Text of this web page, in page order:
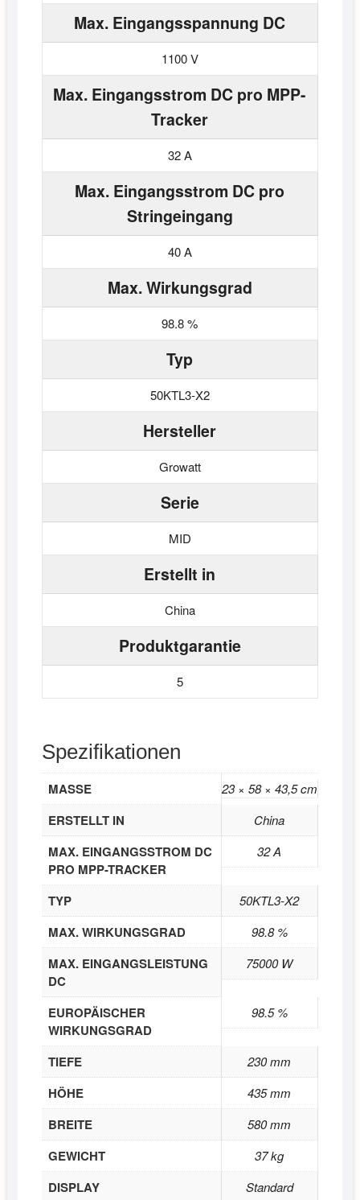
Max. Eingangsspannung DC
1100 V
Max. Eingangsstrom DC pro MPP-
Tracker
32 A
Max. Eingangsstrom DC pro
Stringeingang
40 A
Max. Wirkungsgrad
98.8 %
Typ
50KTL3-X2
Hersteller
Growatt
Serie
MID
Erstellt in
China
Produktgarantie
5
Spezifikationen
MASSE 23 × 58 × 43,5 cm
ERSTELLT IN China
MAX. EINGANGSSTROM DC
PRO MPP-TRACKER
32 A
TYP 50KTL3-X2
MAX. WIRKUNGSGRAD 98.8 %
MAX. EINGANGSLEISTUNG
DC
75000 W
EUROPÄISCHER
WIRKUNGSGRAD
98.5 %
TIEFE 230 mm
HÖHE 435 mm
BREITE 580 mm
GEWICHT 37 kg
DISPLAY Standard